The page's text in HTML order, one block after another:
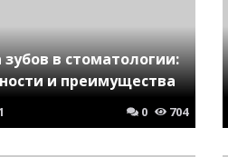
зубов в стоматологии:
и преимущества
0 704